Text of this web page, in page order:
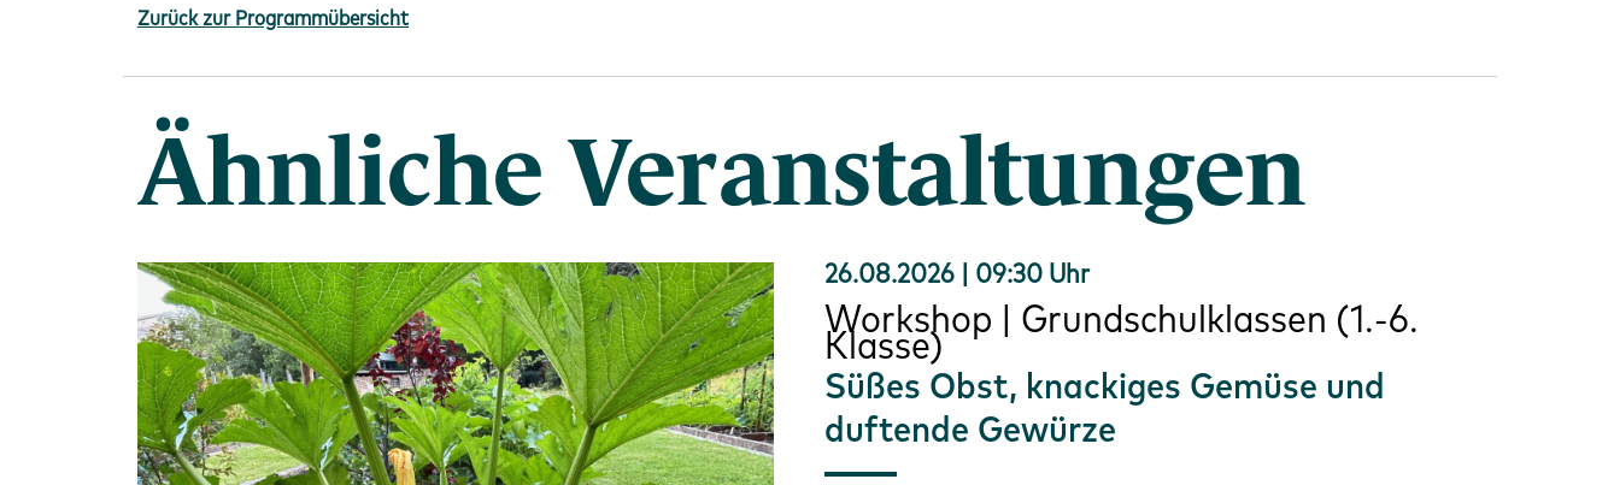
Zurück zur Programmübersicht
Ähnliche Veranstaltungen
26.08.2026 | 09:30 Uhr
Workshop | Grundschulklassen (1.-6.
Klasse)
Süßes Obst, knackiges Gemüse und
duftende Gewürze